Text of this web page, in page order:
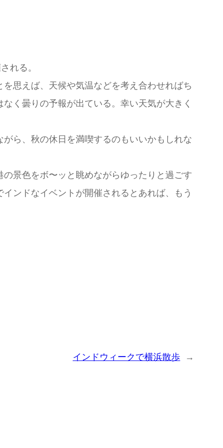
れる。
思えば、天候や気温などを考え合わせればち
く曇りの予報が出ている。幸い天気が大きく
ら、秋の休日を満喫するのもいいかもしれな
景色をボ〜ッと眺めながらゆったりと過ごす
ンドなイベントが開催されるとあれば、もう
インドウィークで横浜散歩 →